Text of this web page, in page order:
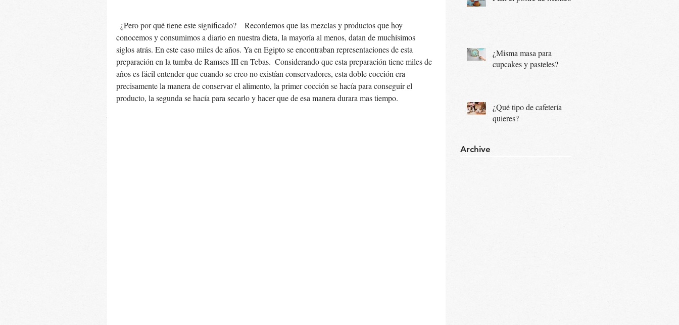
conocemos y consumimos a diario en nuestra dieta, la mayoría al menos, datan de muchísimos
siglos atrás. En este caso miles de años. Ya en Egipto se encontraban representaciones de esta
preparación en la tumba de Ramses III en Tebas.  Considerando que esta preparación tiene miles de
años es fácil entender que cuando se creo no existían conservadores, esta doble cocción era
precisamente la manera de conservar el alimento, la primer cocción se hacía para conseguir el
producto, la segunda se hacía para secarlo y hacer que de esa manera durara mas tiempo.
¿Misma masa para
cupcakes y pasteles?
¿Qué tipo de cafetería
quieres?
Archive